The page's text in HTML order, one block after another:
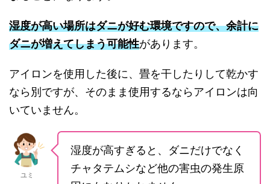
湿度が高い場所はダニが好む環境ですので、余計に
ダニが増えてしまう可能性があります。
アイロンを使用した後に、畳を干したりして乾かす
なら別ですが、そのまま使用するならアイロンは向
いていません。
ユミ
湿度が高すぎると、ダニだけでなく
チャタテムシなど他の害虫の発生原